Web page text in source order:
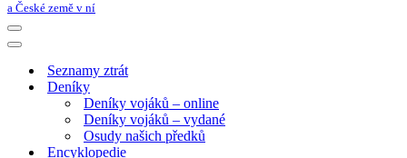
a České země v ní
Navigační
menu
Navigační
Seznamy ztrát
Deníky
Deníky vojáků – online
Deníky vojáků – vydané
Osudy našich předků
Encyklopedie